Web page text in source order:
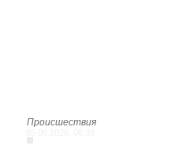
Происшествия